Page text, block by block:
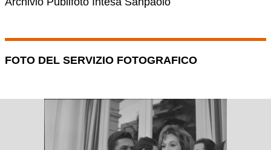
FOTO DEL SERVIZIO FOTOGRAFICO